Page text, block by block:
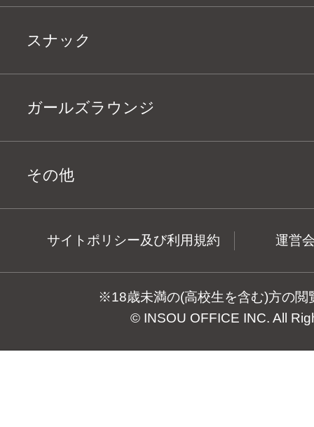
スナック
ガールズラウンジ
その他
サイトポリシー及び利用規約 運営
※18歳未満の(高校生を含む)方の閲
© INSOU OFFICE INC. All